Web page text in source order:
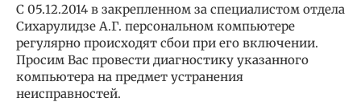
С 05.12.2014 в закрепленном за специалистом отдела
Сихарулидзе А.Г. персональном компьютере
регулярно происходят сбои при его включении.
Просим Вас провести диагностику указанного
компьютера на предмет устранения
неисправностей.